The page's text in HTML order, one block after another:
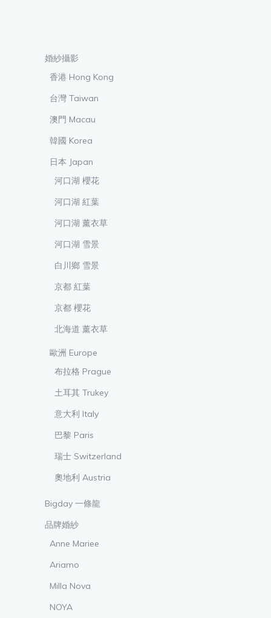
婚紗攝影
香港 Hong Kong
台灣 Taiwan
澳門 Macau
韓國 Korea
日本 Japan
河口湖 櫻花
河口湖 紅葉
河口湖 薰衣草
河口湖 雪景
白川鄉 雪景
京都 紅葉
京都 櫻花
北海道 薰衣草
歐洲 Europe
布拉格 Prague
土耳其 Trukey
意大利 Italy
巴黎 Paris
瑞士 Switzerland
奧地利 Austria
Bigday 一條龍
品牌婚紗
Anne Mariee
Ariamo
Milla Nova
NOYA